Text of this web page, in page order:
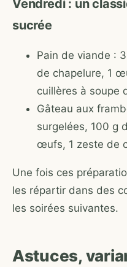
Vendredi : un
sucrée
Pain de viande :
de chapelure, 1
cuillères à soupe
Gâteau aux
surgelées, 100 g
œufs, 1 zeste de
Une fois ces
les répartir dans des
les soirées suivantes.
Astuces,